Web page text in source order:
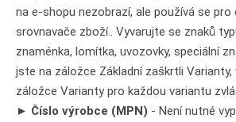
na e-shopu nezobrazí, ale používá se
srovnavače zboží.. Vyvarujte se znaků
znaménka, lomítka, uvozovky, speciální
jste na záložce Základní zaškrtli Varianty,
záložce Varianty pro každou variantu
► Číslo výrobce (MPN) - Není nutné